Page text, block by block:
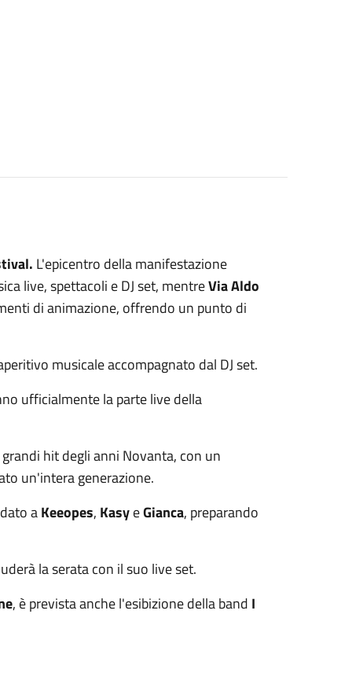
L'epicentro della manifestazione
live, spettacoli e DJ set, mentreVia Aldo
di animazione, offrendo un punto di
musicale accompagnato dal DJ set.
ufficialmente la parte live della
hit degli anni Novanta, con un
un'intera generazione.
aKeeopes, KasyeGianca, preparando
la serata con il suo live set.
, è prevista anche l'esibizione della band I